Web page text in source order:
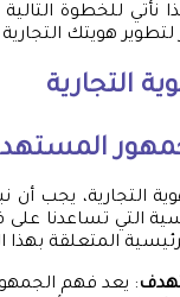
نأتي للخطوة
هويتك
التجارية
التجارية، يجب أن
التي تساعدنا
المتعلقة بهذا
: يعد فهم